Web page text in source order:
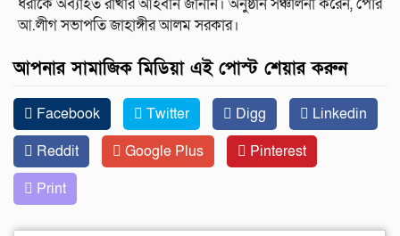
আ.লীগ সভাপতি জাহাঙ্গীর আলম সরকার।
আপনার সামাজিক মিডিয়া এই পোস্ট শেয়ার করুন
Facebook Twitter Digg
Linkedin
Reddit
Google Plus
Pinterest
Print